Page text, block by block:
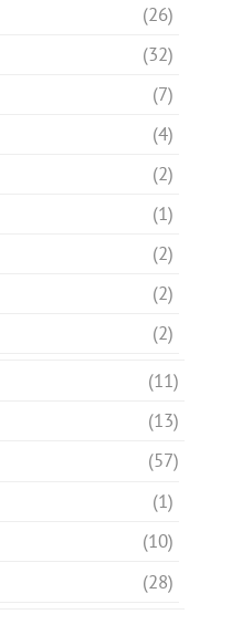
(26)
(32)
(7)
(4)
(2)
(1)
(2)
(2)
(2)
(11)
(13)
(57)
(1)
(10)
(28)